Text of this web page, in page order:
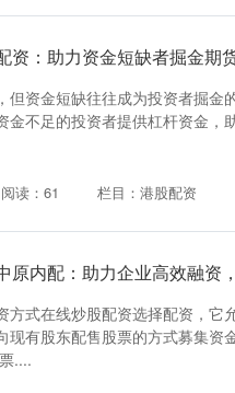
但资金短缺往往成为投资者掘金
金不足的投资者提供杠杆资金，
阅读：61 栏目：港股配资
方式在线炒股配资选择配资，它
现有股东配售股票的方式募集资
....